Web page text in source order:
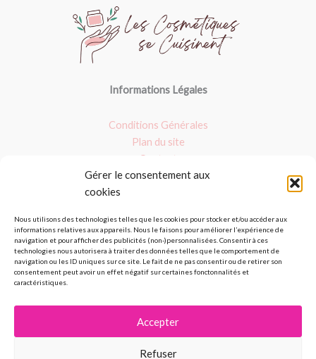
Gérer le consentement aux
cookies
Nous utilisons des technologies telles que les cookies pour stocker et/ou accéder aux
informations relatives aux appareils. Nous le faisons pour améliorer l’expérience de
navigation et pour afficher des publicités (non-)personnalisées. Consentir à ces
technologies nous autorisera à traiter des données telles que le comportement de
navigation ou les ID uniques sur ce site. Le fait de ne pas consentir ou de retirer son
consentement peut avoir un effet négatif sur certaines fonctonnalités et
caractéristiques.
Accepter
Refuser
Informations Légales
Conditions Générales
Plan du site
Contact
Nos dossiers
Argile verte
Masques : Avis et fait maison
Les produits bio
Nos avis sur les palettes de maquillage
Copyright © 2026 Les cosmétiques se cuisinent